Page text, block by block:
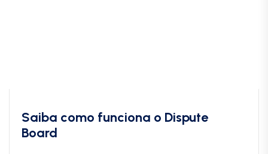
Saiba como funciona o Dispute
Board